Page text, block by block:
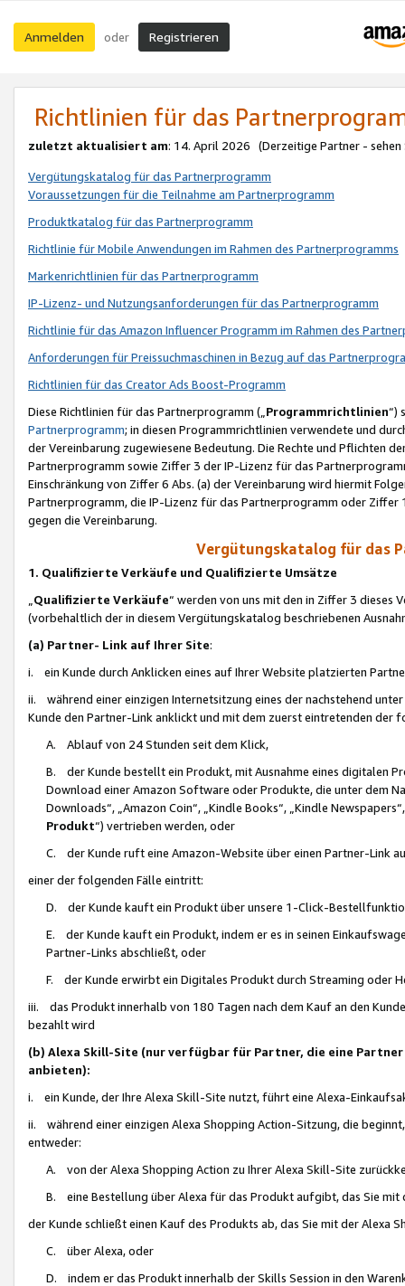
Anmelden oder Registrieren
Richtlinien für das
zuletzt aktualisiert am: 14. April 2026 (Derzeitige Partner - sehen
Vergütungskatalog für das Partnerprogramm
Voraussetzungen für die Teilnahme am Partnerprogramm
Produktkatalog für das Partnerprogramm
Richtlinie für Mobile Anwendungen im Rahmen des Partnerprogramms
Markenrichtlinien für das Partnerprogramm
IP-Lizenz- und Nutzungsanforderungen für das Partnerprogramm
Richtlinie für das Amazon Influencer Programm im Rahmen des
Anforderungen für Preissuchmaschinen in Bezug auf das
Richtlinien für das Creator Ads Boost-Programm
Diese Richtlinien für das Partnerprogramm („Programmrichtlinien“)
Partnerprogramm; in diesen Programmrichtlinien verwendete und
der Vereinbarung zugewiesene Bedeutung. Die Rechte und Pflichten
Partnerprogramm sowie Ziffer 3 der IP-Lizenz für das
Einschränkung von Ziffer 6 Abs. (a) der Vereinbarung wird hiermit
Partnerprogramm, die IP-Lizenz für das Partnerprogramm oder
gegen die Vereinbarung.
Vergütungskatalog für das
1. Qualifizierte Verkäufe und Qualifizierte Umsätze
Qualifizierte Verkäufe“ werden von uns mit den in Ziffer 3
(vorbehaltlich der in diesem Vergütungskatalog beschriebenen
(a) Partner- Link auf Ihrer Site:
i. ein Kunde durch Anklicken eines auf Ihrer Website platzierten
ii. während einer einzigen Internetsitzung eines der nachstehend
Kunde den Partner-Link anklickt und mit dem zuerst eintretenden der
A. Ablauf von 24 Stunden seit dem Klick,
B. der Kunde bestellt ein Produkt, mit Ausnahme eines digitalen
Download einer Amazon Software oder Produkte, die unter dem
Downloads“, „Amazon Coin“, „Kindle Books“, „Kindle
Produkt“) vertrieben werden, oder
C. der Kunde ruft eine Amazon-Website über einen Partner-Link
einer der folgenden Fälle eintritt:
D. der Kunde kauft ein Produkt über unsere 1-Click-
E. der Kunde kauft ein Produkt, indem er es in seinen
Partner-Links abschließt, oder
F. der Kunde erwirbt ein Digitales Produkt durch Streaming oder
iii. das Produkt innerhalb von 180 Tagen nach dem Kauf an den
bezahlt wird
(b) Alexa Skill-Site (nur verfügbar für Partner, die eine
anbieten):
i. ein Kunde, der Ihre Alexa Skill-Site nutzt, führt eine Alexa-
ii. während einer einzigen Alexa Shopping Action-Sitzung, die
entweder:
A. von der Alexa Shopping Action zu Ihrer Alexa Skill-Site
B. eine Bestellung über Alexa für das Produkt aufgibt, das Sie mit
der Kunde schließt einen Kauf des Produkts ab, das Sie mit der Alexa
C. über Alexa, oder
D. indem er das Produkt innerhalb der Skills Session in den